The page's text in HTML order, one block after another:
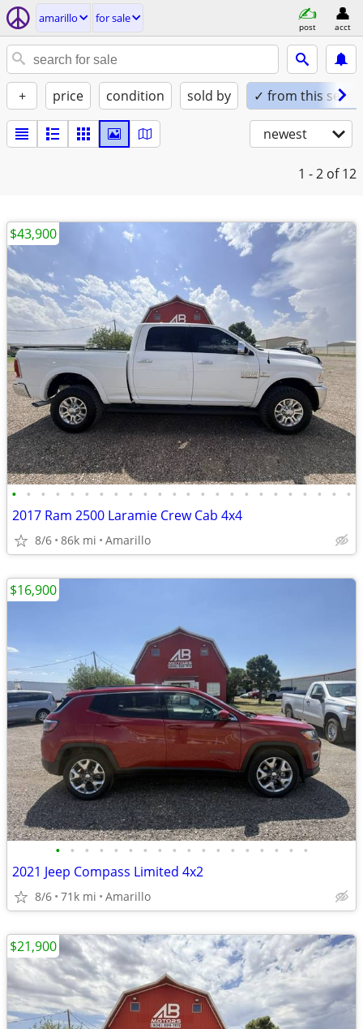
amarillo for sale
post acct
+ price condition sold by ✓ from this seller
newest
1 - 2 of 12
• • • • • • • • • • • • • • • • • • • • • • • •
2017 Ram 2500 Laramie Crew Cab 4x4
8/6 86k mi Amarillo
$43,900
• • • • • • • • • • • • • • • • • •
2021 Jeep Compass Limited 4x2
8/6 71k mi Amarillo
$16,900
$21,900